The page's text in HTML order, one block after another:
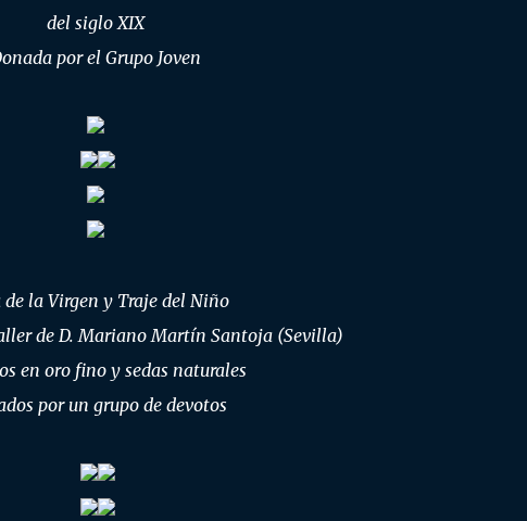
del siglo XIX
por el Grupo Joven
de la Virgen y Traje del Niño
de D. Mariano Martín Santoja (Sevilla)
en oro fino y sedas naturales
por un grupo de devotos